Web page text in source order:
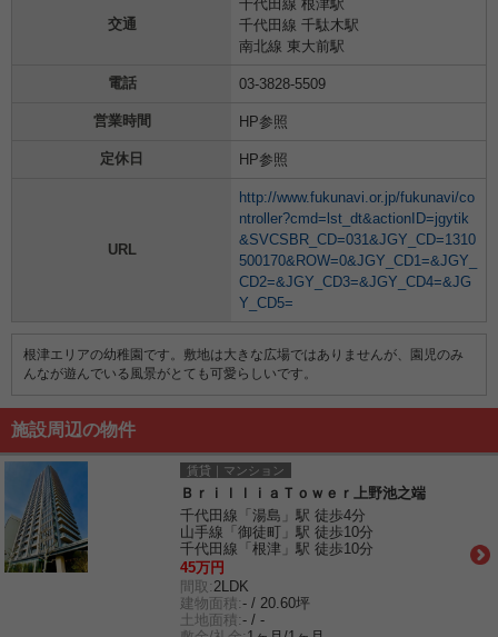
交通
千代田線 根津駅
千代田線 千駄木駅
南北線 東大前駅
電話 03-3828-5509
営業時間 HP参照
定休日 HP参照
URL
http://www.fukunavi.or.jp/fukunavi/co
ntroller?cmd=lst_dt&actionID=jgytik
&SVCSBR_CD=031&JGY_CD=1310
500170&ROW=0&JGY_CD1=&JGY_
CD2=&JGY_CD3=&JGY_CD4=&JG
Y_CD5=
根津エリアの幼稚園です。敷地は大きな広場ではありませんが、園児のみ
んなが遊んでいる風景がとても可愛らしいです。
施設周辺の物件
賃貸｜マンション
ＢｒｉｌｌｉａＴｏｗｅｒ上野池之端
千代田線「湯島」駅 徒歩4分
山手線「御徒町」駅 徒歩10分
千代田線「根津」駅 徒歩10分
45万円
間取: 2LDK
建物面積:- / 20.60坪
土地面積:- / -